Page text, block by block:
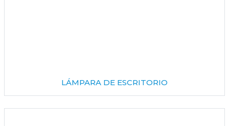
LÁMPARA DE ESCRITORIO